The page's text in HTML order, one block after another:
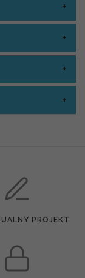
PROJEKT